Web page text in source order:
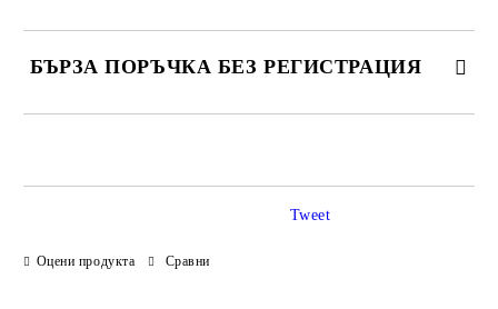
БЪРЗА ПОРЪЧКА БЕЗ РЕГИСТРАЦИЯ
Оцени продукта Сравни
Tweet